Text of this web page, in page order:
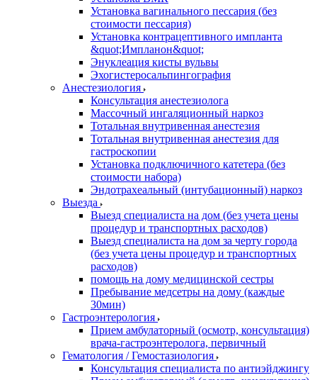
Установка вагинального пессария (без
стоимости пессария)
Установка контрацептивного импланта
&quot;Импланон&quot;
Энуклеация кисты вульвы
Эхогистеросальпингография
Анестезиология
Консультация анестезиолога
Массочный ингаляционный наркоз
Тотальная внутривенная анестезия
Тотальная внутривенная анестезия для
гастроскопии
Установка подключичного катетера (без
стоимости набора)
Эндотрахеальный (интубационный) наркоз
Выезда
Выезд специалиста на дом (без учета цены
процедур и транспортных расходов)
Выезд специалиста на дом за черту города
(без учета цены процедур и транспортных
расходов)
помощь на дому медицинской сестры
Пребывание медсетры на дому (каждые
30мин)
Гастроэнтерология
Прием амбулаторный (осмотр, консультация)
врача-гастроэнтеролога, первичный
Гематология / Гемостазиология
Консультация специалиста по антиэйджингу